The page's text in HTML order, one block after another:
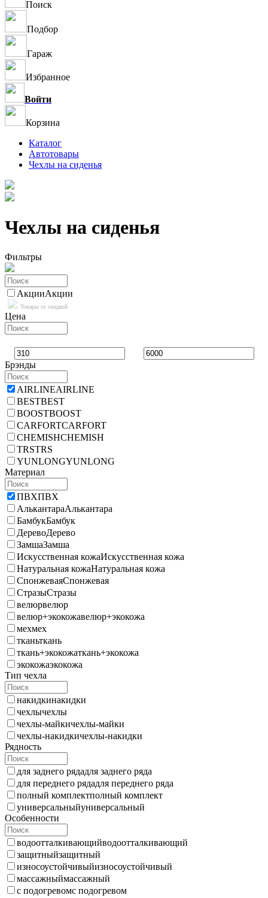
Поиск
Подбор
Гараж
Избранное
Войти
Корзина
Каталог
Автотовары
Чехлы на сиденья
Чехлы на сиденья
Фильтры
АкцииАкции
Товары со скидкой
Цена
Брэнды
AIRLINEAIRLINE
BESTBEST
BOOSTBOOST
CARFORTCARFORT
CHEMISHCHEMISH
TRSTRS
YUNLONGYUNLONG
Материал
ПВХПВХ
АлькантараАлькантара
БамбукБамбук
ДеревоДерево
ЗамшаЗамша
Искусственная кожаИскусственная кожа
Натуральная кожаНатуральная кожа
СпонжеваяСпонжевая
СтразыСтразы
велюрвелюр
велюр+экокожавелюр+экокожа
мехмех
тканьткань
ткань+экокожаткань+экокожа
экокожаэкокожа
Тип чехла
накидкинакидки
чехлычехлы
чехлы-майкичехлы-майки
чехлы-накидкичехлы-накидки
Рядность
для заднего рядадля заднего ряда
для переднего рядадля переднего ряда
полный комплектполный комплект
универсальныйуниверсальный
Особенности
водоотталкивающийводоотталкивающий
защитныйзащитный
износоустойчивыйизносоустойчивый
массажныймассажный
с подогревомс подогревом